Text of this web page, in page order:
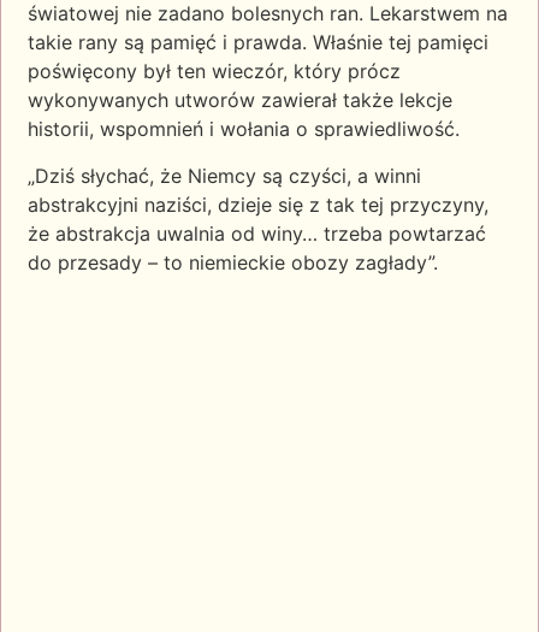
światowej nie zadano bolesnych ran. Lekarstwem na
takie rany są pamięć i prawda. Właśnie tej pamięci
poświęcony był ten wieczór, który prócz
wykonywanych utworów zawierał także lekcje
historii, wspomnień i wołania o sprawiedliwość.
„Dziś słychać, że Niemcy są czyści, a winni
abstrakcyjni naziści, dzieje się z tak tej przyczyny,
że abstrakcja uwalnia od winy… trzeba powtarzać
do przesady – to niemieckie obozy zagłady”.